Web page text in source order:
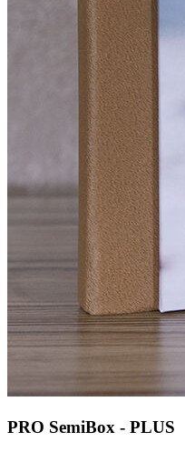
PRO SemiBox - PLUS